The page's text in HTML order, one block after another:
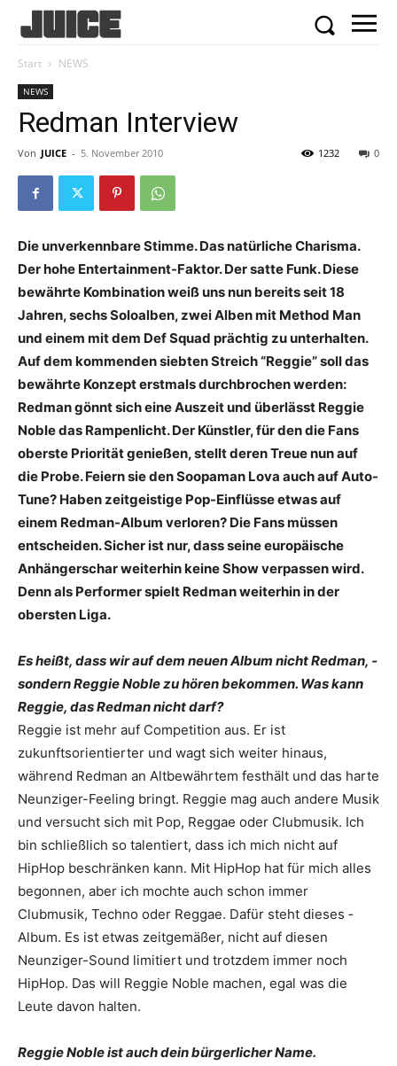
Start NEWS
NEWS
Redman Interview
Von JUICE - 5. November 2010 0
1232
Die unverkennbare Stimme. Das natürliche Charisma.
Der hohe Entertainment-Faktor. Der satte Funk. Diese
bewährte Kombination weiß uns nun bereits seit 18
Jahren, sechs Soloalben, zwei Alben mit Method Man
und einem mit dem Def Squad prächtig zu unterhalten.
Auf dem kommenden siebten Streich “Reggie” soll das
bewährte Konzept erstmals ­durchbrochen werden:
Redman gönnt sich eine Auszeit und überlässt Reggie
Noble das Rampenlicht. Der Künstler, für den die Fans
oberste Priorität genießen, stellt deren Treue nun auf
die Probe. Feiern sie den Soopaman Lova auch auf Auto-
Tune? Haben zeitgeistige Pop-Einflüsse etwas auf
einem Redman-Album verloren? Die Fans müssen
entscheiden. Sicher ist nur, dass seine ­europäische
Anhängerschar weiterhin keine Show verpassen wird.
Denn als Performer spielt Redman ­weiterhin in der
obersten Liga.
Es heißt, dass wir auf dem neuen Album nicht Redman, ­
sondern Reggie Noble zu hören ­bekommen. Was kann
Reggie, das Redman nicht darf?
Reggie ist mehr auf Competition aus. Er ist
zukunftsorientierter und wagt sich weiter hinaus,
während Redman an Altbewährtem festhält und das harte
Neunziger-Feeling bringt. Reggie mag auch andere Musik
und versucht sich mit Pop, Reggae oder Club­musik. Ich
bin schließlich so talentiert, dass ich mich nicht auf
HipHop beschränken kann. Mit HipHop hat für mich alles
begonnen, aber ich mochte auch schon immer
Clubmusik, Techno oder Reggae. Dafür steht dieses ­
Album. Es ist etwas zeitgemäßer, nicht auf diesen
Neunziger-Sound limitiert und trotzdem immer noch
HipHop. Das will Reggie Noble machen, egal was die
Leute davon halten.
Reggie Noble ist auch dein bürgerlicher Name.